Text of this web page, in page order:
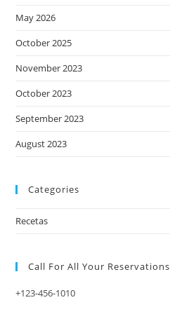
May 2026
October 2025
November 2023
October 2023
September 2023
August 2023
Categories
Recetas
Call For All Your​ Reservations
+123-456-1010